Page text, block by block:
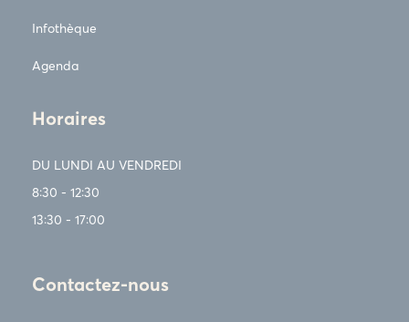
Infothèque
Agenda
Horaires
DU LUNDI AU VENDREDI
8:30 - 12:30
13:30 - 17:00
Contactez-nous